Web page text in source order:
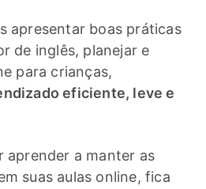
apresentar boas práticas
de inglês, planejar e
para crianças,
eficiente, leve e
aprender a manter as
suas aulas online, fica